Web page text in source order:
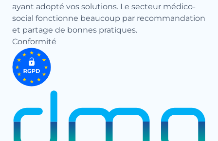
ayant adopté vos solutions. Le secteur médico-
social fonctionne beaucoup par recommandation
et partage de bonnes pratiques.
Conformité